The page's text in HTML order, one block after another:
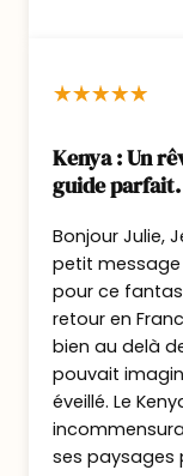
et ses
renommée.
parc après
niveau
flamants
les rives
autres tel
L’endroit
léopards,
Kenya : Un
guide parfait.
Bonjour Julie,
petit
pour ce
retour en
bien au delà
pouvait
éveillé. Le
ses paysages